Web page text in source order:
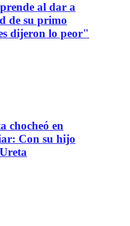
al dar a
de su primo
dijeron lo peor"
chocheó en
Con su hijo